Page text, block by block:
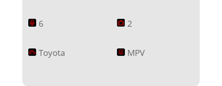
6 2
Toyota MPV